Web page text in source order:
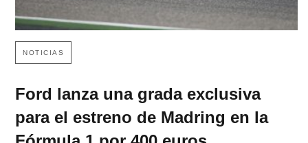
NOTICIAS
Ford lanza una grada exclusiva
para el estreno de Madring en la